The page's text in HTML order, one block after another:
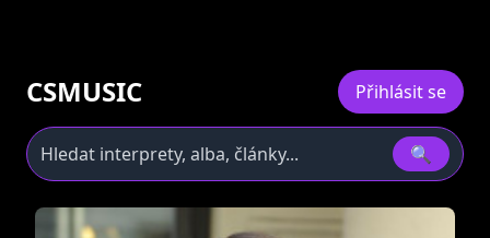
CSMUSIC Přihlásit se
🔍